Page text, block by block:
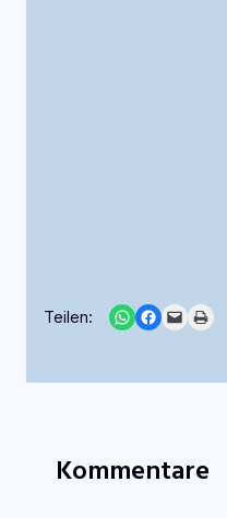
Teilen: Share on WhatsApp
Share on Facebook
Email this PagePrint this Page
Kommentare